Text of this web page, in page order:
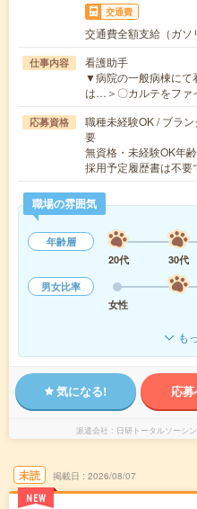
交通費
交通費全額支給（ガソ
仕事内容
看護助手
▼病院の一般病棟にて
は…＞〇カルテをファ
応募資格
職種未経験OK / ブラ
要
無資格・未経験OK年
採用予定履歴書は不
職場の雰囲気
年齢層
20代
30代
男女比率
女性
も
気になる! 応
派遣会社 日研トータルソーシ
未読
NEW
掲載日 2026/08/07